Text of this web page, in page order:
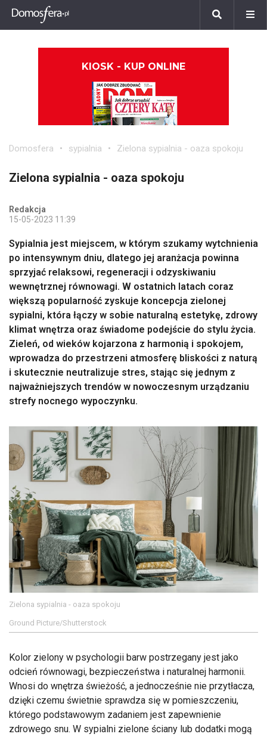
KIOSK - KUP ONLINE
Domosfera sypialnia Zielona sypialnia - oaza spokoju
Zielona sypialnia - oaza spokoju
Redakcja
15-05-2023 11:39
Sypialnia jest miejscem, w którym szukamy wytchnienia
po intensywnym dniu, dlatego jej aranżacja powinna
sprzyjać relaksowi, regeneracji i odzyskiwaniu
wewnętrznej równowagi. W ostatnich latach coraz
większą popularność zyskuje koncepcja zielonej
sypialni, która łączy w sobie naturalną estetykę, zdrowy
klimat wnętrza oraz świadome podejście do stylu życia.
Zieleń, od wieków kojarzona z harmonią i spokojem,
wprowadza do przestrzeni atmosferę bliskości z naturą
i skutecznie neutralizuje stres, stając się jednym z
najważniejszych trendów w nowoczesnym urządzaniu
strefy nocnego wypoczynku.
Zielona sypialnia - oaza spokoju
Ground Picture/Shutterstock
Kolor zielony w psychologii barw postrzegany jest jako
odcień równowagi, bezpieczeństwa i naturalnej harmonii.
Wnosi do wnętrza świeżość, a jednocześnie nie przytłacza,
dzięki czemu świetnie sprawdza się w pomieszczeniu,
którego podstawowym zadaniem jest zapewnienie
zdrowego snu. W sypialni zielone ściany lub dodatki mogą